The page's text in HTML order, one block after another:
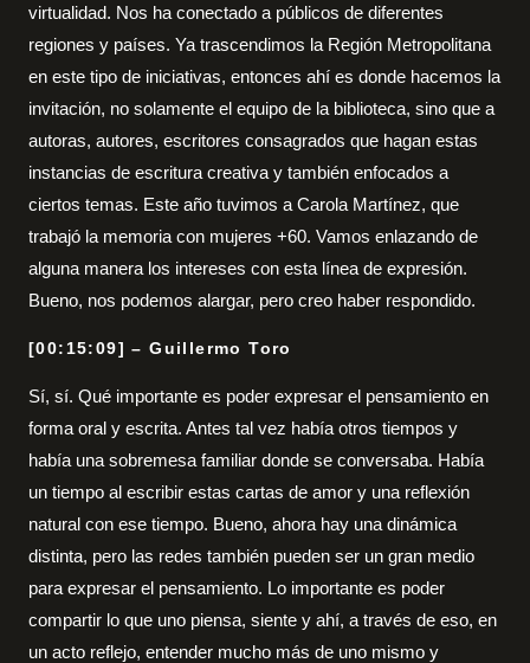
virtualidad. Nos ha conectado a públicos de diferentes
regiones y países. Ya trascendimos la Región Metropolitana
en este tipo de iniciativas, entonces ahí es donde hacemos la
invitación, no solamente el equipo de la biblioteca, sino que a
autoras, autores, escritores consagrados que hagan estas
instancias de escritura creativa y también enfocados a
ciertos temas. Este año tuvimos a Carola Martínez, que
trabajó la memoria con mujeres +60. Vamos enlazando de
alguna manera los intereses con esta línea de expresión.
Bueno, nos podemos alargar, pero creo haber respondido.
[00:15:09] – Guillermo Toro
Sí, sí. Qué importante es poder expresar el pensamiento en
forma oral y escrita. Antes tal vez había otros tiempos y
había una sobremesa familiar donde se conversaba. Había
un tiempo al escribir estas cartas de amor y una reflexión
natural con ese tiempo. Bueno, ahora hay una dinámica
distinta, pero las redes también pueden ser un gran medio
para expresar el pensamiento. Lo importante es poder
compartir lo que uno piensa, siente y ahí, a través de eso, en
un acto reflejo, entender mucho más de uno mismo y